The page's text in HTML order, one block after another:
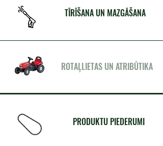
TĪRĪŠANA UN MAZGĀŠANA
ROTAĻLIETAS UN ATRIBŪTIKA
PRODUKTU PIEDERUMI